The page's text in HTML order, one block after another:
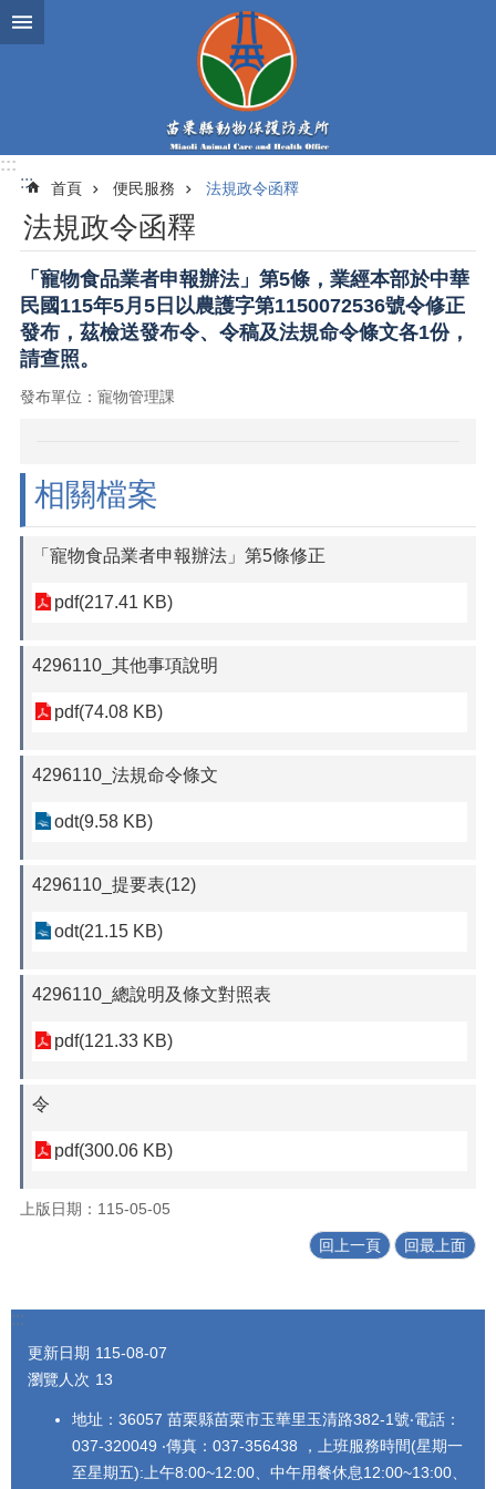
跳到主要內容區塊
:::
:::
首頁 便民服務 法規政令函釋
法規政令函釋
「寵物食品業者申報辦法」第5條，業經本部於中華
民國115年5月5日以農護字第1150072536號令修正
發布，茲檢送發布令、令稿及法規命令條文各1份，
請查照。
發布單位：寵物管理課
相關檔案
「寵物食品業者申報辦法」第5條修正
pdf(217.41 KB)
4296110_其他事項說明
pdf(74.08 KB)
4296110_法規命令條文
odt(9.58 KB)
4296110_提要表(12)
odt(21.15 KB)
4296110_總說明及條文對照表
pdf(121.33 KB)
令
pdf(300.06 KB)
上版日期：115-05-05
回上一頁 回最上面
:::
更新日期 115-08-07
瀏覽人次 13
地址：36057 苗栗縣苗栗市玉華里玉清路382-1號‧電話：
037-320049 ‧傳真：037-356438 ，上班服務時間(星期一
至星期五):上午8:00~12:00、中午用餐休息12:00~13:00、